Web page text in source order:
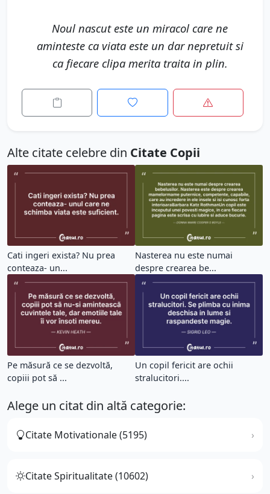
Noul nascut este un miracol care ne
aminteste ca viata este un dar nepretuit si
ca fiecare clipa merita traita in plin.
Alte citate celebre din Citate Copii
Cati ingeri exista? Nu prea
conteaza- un...
Nasterea nu este numai
despre crearea be...
Pe măsură ce se dezvoltă,
copiii pot să ...
Un copil fericit are ochii
stralucitori....
Alege un citat din altă categorie:
Citate Motivationale (5195)
Citate Spiritualitate (10602)